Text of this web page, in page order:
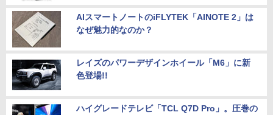
AIスマートノートのiFLYTEK「AINOTE 2」は
なぜ魅力的なのか？
レイズのパワーデザインホイール「M6」に新
色登場!!
ハイグレードテレビ「TCL Q7D Pro」。圧巻の